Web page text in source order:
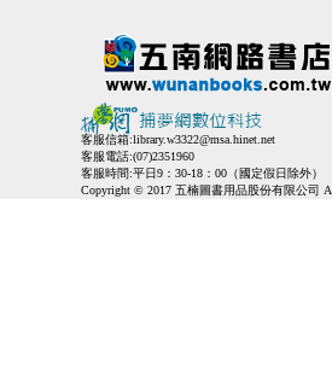
客服信箱:library.w3322@msa.hinet.net
客服電話:(07)2351960
客服時間:平日9：30-18：00（國定假日除外）
Copyright © 2017 五楠圖書用品股份有限公司